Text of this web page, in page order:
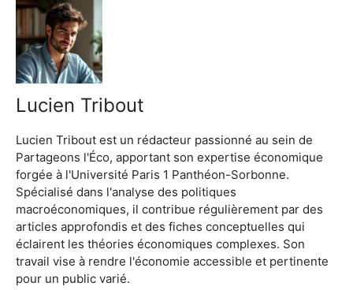
Lucien Tribout
Lucien Tribout est un rédacteur passionné au sein de
Partageons l'Éco, apportant son expertise économique
forgée à l'Université Paris 1 Panthéon-Sorbonne.
Spécialisé dans l'analyse des politiques
macroéconomiques, il contribue régulièrement par des
articles approfondis et des fiches conceptuelles qui
éclairent les théories économiques complexes. Son
travail vise à rendre l'économie accessible et pertinente
pour un public varié.